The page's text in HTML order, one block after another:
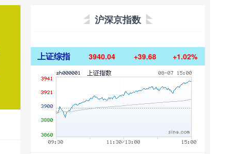
沪深京指数
上证综指 3940.04 +39.68 +1.02%